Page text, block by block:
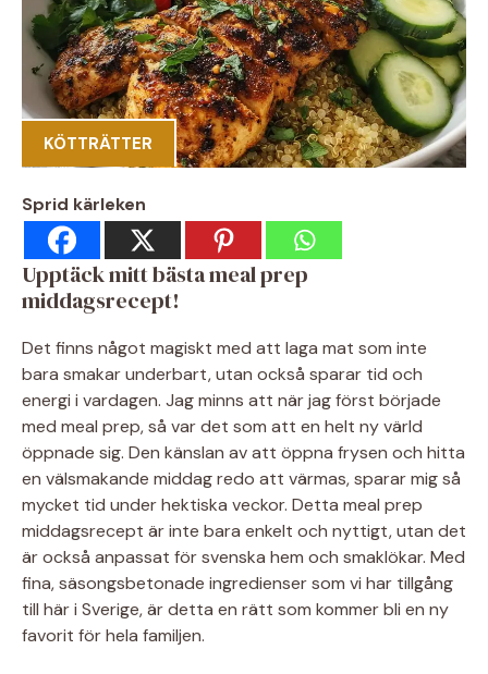
KÖTTRÄTTER
Sprid kärleken
Upptäck mitt bästa meal prep
middagsrecept!
Det finns något magiskt med att laga mat som inte
bara smakar underbart, utan också sparar tid och
energi i vardagen. Jag minns att när jag först började
med meal prep, så var det som att en helt ny värld
öppnade sig. Den känslan av att öppna frysen och hitta
en välsmakande middag redo att värmas, sparar mig så
mycket tid under hektiska veckor. Detta meal prep
middagsrecept är inte bara enkelt och nyttigt, utan det
är också anpassat för svenska hem och smaklökar. Med
fina, säsongsbetonade ingredienser som vi har tillgång
till här i Sverige, är detta en rätt som kommer bli en ny
favorit för hela familjen.